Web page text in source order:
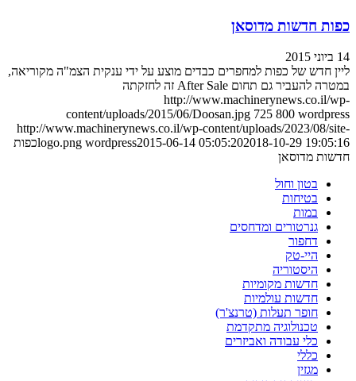
כפות חדשות מדוסאן
14 ביוני 2015
ליין חדש של כפות למחפרים כבדים מוצע על ידי ענקית הצמ"ה מקוריאה,
במטרה להעביר גם תחום After Sale זה לחזקתה
http://www.machinerynews.co.il/wp-
content/uploads/2015/06/Doosan.jpg 725 800 wordpress
http://www.machinerynews.co.il/wp-content/uploads/2023/08/site-
logo.png wordpress2015-06-14 05:05:202018-10-29 19:05:16
כפות
חדשות מדוסאן
בטון וחול
בטיחות
במות
גנרטורים ומדחסים
דחפור
היי-טק
היסטוריה
חדשות מקומיות
חדשות עולמיות
חופר תעלות (טרנצ'ר)
טכנולוגיה מתקדמת
כלי עבודה ואביזרים
כללי
מגזין